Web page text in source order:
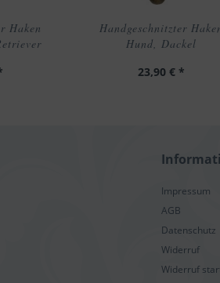
Haken
Handgeschnitzter
Hund, Dackel
23,90 € *
Impressum
AGB
Datenschutz
Widerruf
Widerruf